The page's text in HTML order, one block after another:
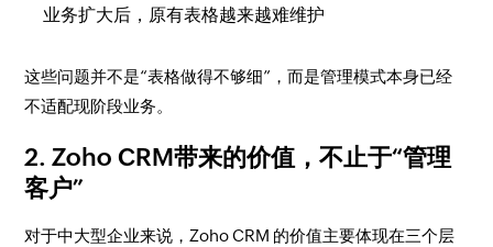
业务扩大后，原有表格越来越难维护
这些问题并不是“表格做得不够细”，而是管理模式本身已经
不适配现阶段业务。
2. Zoho CRM带来的价值，不止于“管理
客户”
对于中大型企业来说，Zoho CRM 的价值主要体现在三个层